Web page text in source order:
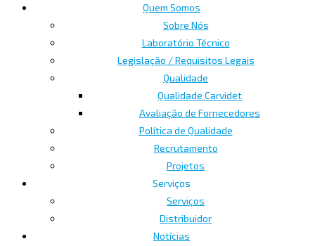
Quem Somos
Sobre Nós
Laboratório Técnico
Legislação / Requisitos Legais
Qualidade
Qualidade Carvidet
Avaliação de Fornecedores
Política de Qualidade
Recrutamento
Projetos
Serviços
Serviços
Distribuidor
Notícias